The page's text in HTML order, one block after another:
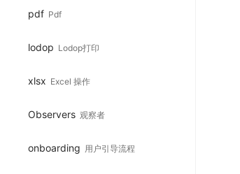
pdf Pdf
lodop Lodop打印
xlsx Excel 操作
Observers 观察者
onboarding 用户引导流程